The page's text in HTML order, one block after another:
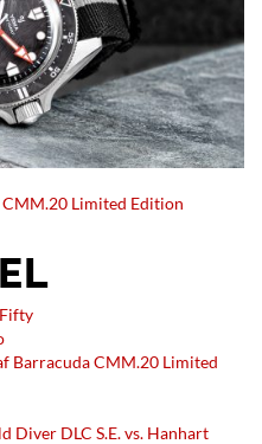
Limited Edition
Barracuda CMM.20 Limited
Diver DLC S.E. vs. Hanhart